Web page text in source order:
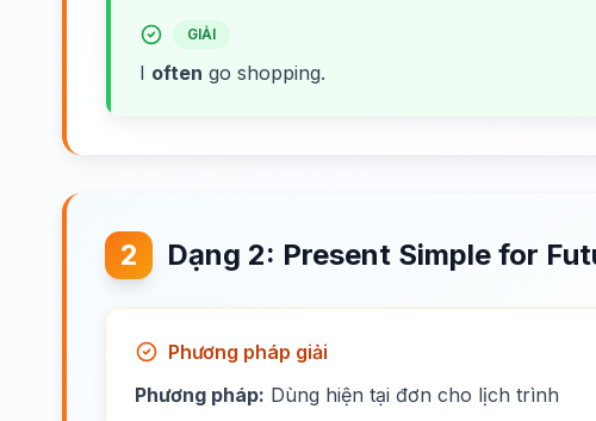
GIẢI
I often go shopping.
2 Dạng 2: Present Simple for
Phương pháp giải
Phương pháp: Dùng hiện tại đơn cho lịch trình